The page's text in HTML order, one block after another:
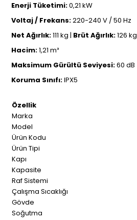
Enerji Tüketimi:0,21 kW
Voltaj / Frekans:220-240 V / 50 Hz
Net Ağırlık:111 kg | Brüt Ağırlık:126 kg
Hacim:1,21 m³
Maksimum Gürültü Seviyesi:60 dB
Koruma Sınıfı:IPX5
Özellik
Marka
Model
Ürün Kodu
Ürün Tipi
Kapı
Kapasite
Raf Sistemi
Çalışma Sıcaklığı
Gövde
Soğutma